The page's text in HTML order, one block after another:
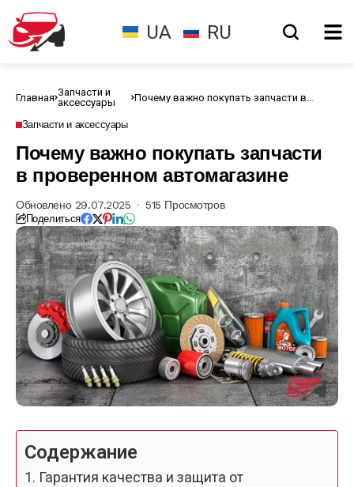
UA RU
Главная Запчасти и
аксессуары
Почему важно покупать запчасти в
Запчасти и аксессуары
Почему важно покупать запчасти
в проверенном автомагазине
Обновлено 29.07.2025 515 Просмотров
Поделиться
Содержание
Гарантия качества и защита от